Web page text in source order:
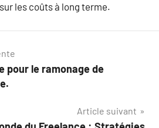
les coûts à long terme.
pour le ramonage de
Article suivant